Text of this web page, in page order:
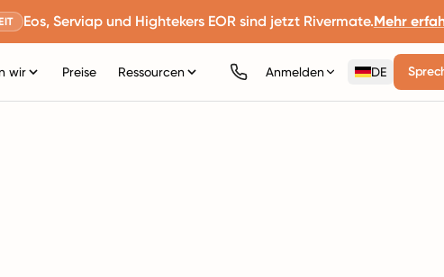
Eos, Serviap und Hightekers EOR sind jetzt Rivermate.Mehr
wir Preise Ressourcen Anmelden DE